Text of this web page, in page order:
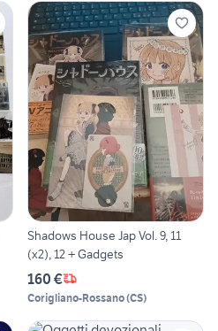
Shadows House Jap Vol. 9, 11
(x2), 12 + Gadgets
160 €
Corigliano-Rossano(CS)